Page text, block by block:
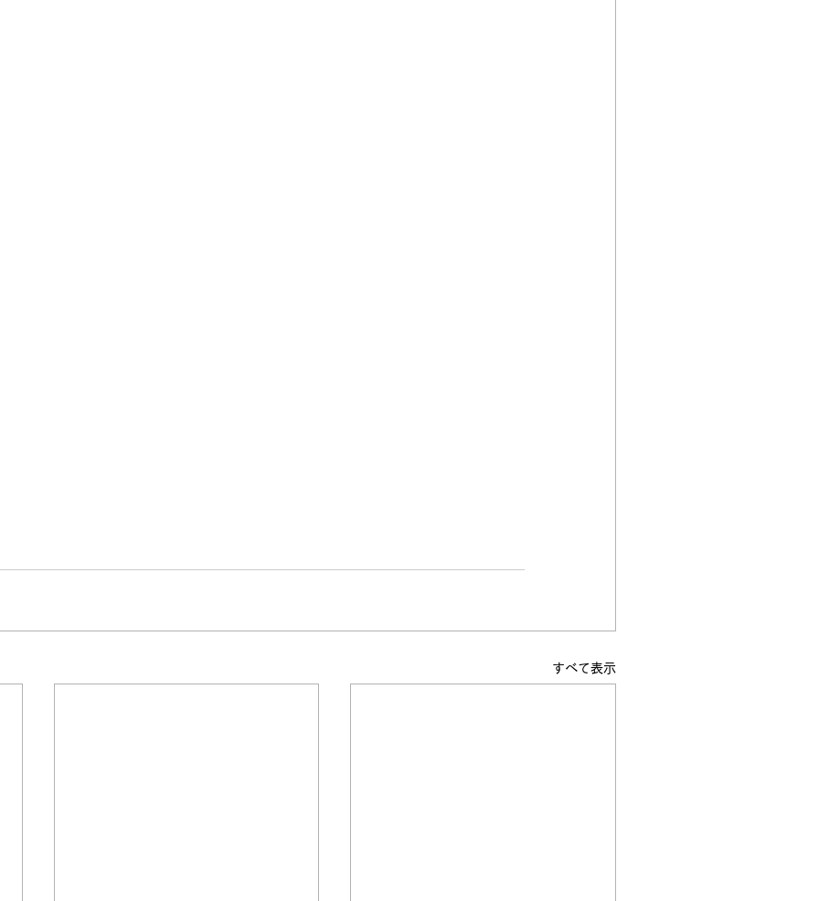
すべて表示